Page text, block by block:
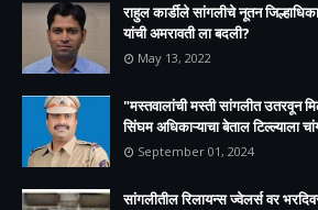
राहुल कार्डीले सांगलीचे नूतन
यांची अमरावती ला बदली?
May 13, 2022
"मस्तवालांची मस्ती सांगलीत उतरवून
सिंघम अधिकाऱ्याचा बेताल टिल्ल्याला
September 01, 2024
सांगलीतील रिलायन्स ज्वेलर्स वर